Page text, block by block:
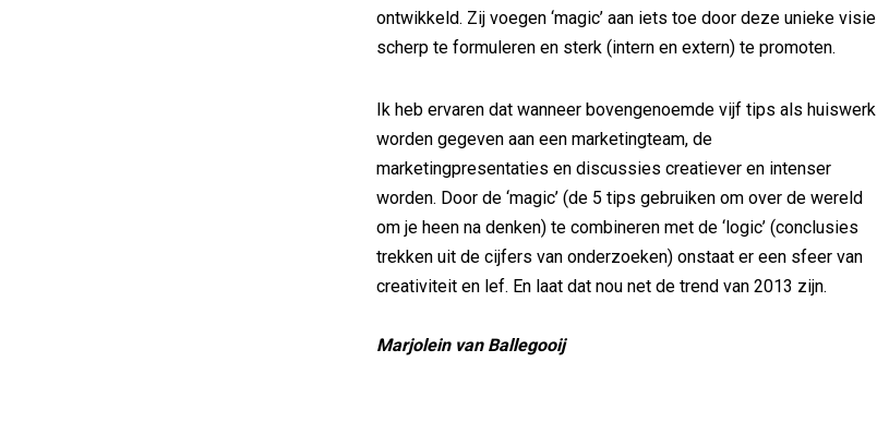
ontwikkeld. Zij voegen ‘magic’ aan iets toe door deze unieke visie
scherp te formuleren en sterk (intern en extern) te promoten.
Ik heb ervaren dat wanneer bovengenoemde vijf tips als huiswerk
worden gegeven aan een marketingteam, de
marketingpresentaties en discussies creatiever en intenser
worden. Door de ‘magic’ (de 5 tips gebruiken om over de wereld
om je heen na denken) te combineren met de ‘logic’ (conclusies
trekken uit de cijfers van onderzoeken) onstaat er een sfeer van
creativiteit en lef. En laat dat nou net de trend van 2013 zijn.
Marjolein van Ballegooij